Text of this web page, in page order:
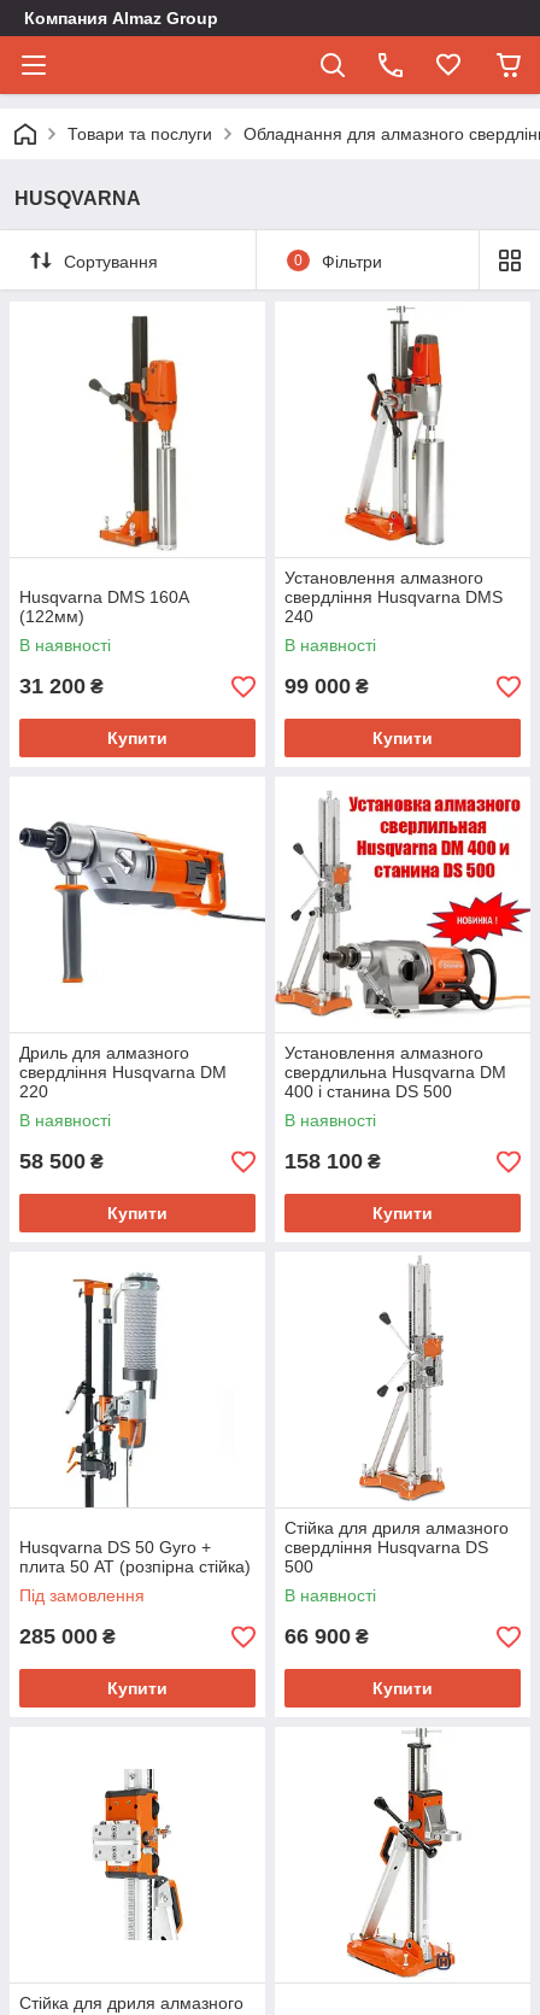
Компания Almaz Group
Товари та послуги Обладнання для алмазного
HUSQVARNA
Сортування 0 Фільтри
Husqvarna DMS 160A
(122мм)
В наявності
31 200 ₴
Купити
Установлення алмазного
свердління Husqvarna DMS
240
В наявності
99 000 ₴
Купити
Дриль для алмазного
свердління Husqvarna DM
220
В наявності
58 500 ₴
Купити
Установлення алмазного
свердлильна Husqvarna DM
400 і станина DS 500
В наявності
158 100 ₴
Купити
Husqvarna DS 50 Gyro +
плита 50 AT (розпірна стійка)
Під замовлення
285 000 ₴
Купити
Стійка для дриля алмазного
свердління Husqvarna DS
500
В наявності
66 900 ₴
Купити
Стійка для дриля алмазного